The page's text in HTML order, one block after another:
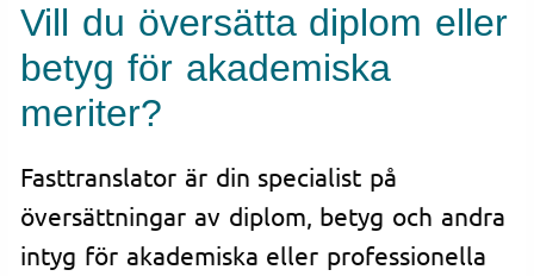
Vill du översätta diplom eller
betyg för akademiska
meriter?
Fasttranslator är din specialist på
översättningar av diplom, betyg och andra
intyg för akademiska eller professionella